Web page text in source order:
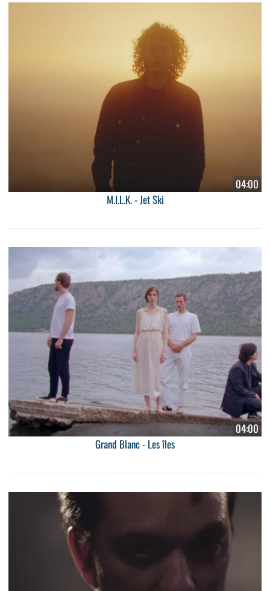
04:00
M.I.L.K. - Jet Ski
04:00
Grand Blanc - Les îles